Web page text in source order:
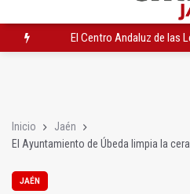
El Centro Andaluz de las
Inicio
Jaén
El Ayuntamiento de Úbeda limpia la
JAÉN